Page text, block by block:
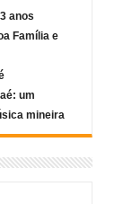
anos
Família e
um
mineira